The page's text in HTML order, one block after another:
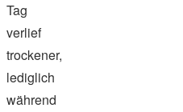
Tag
verlief
trockener,
lediglich
während